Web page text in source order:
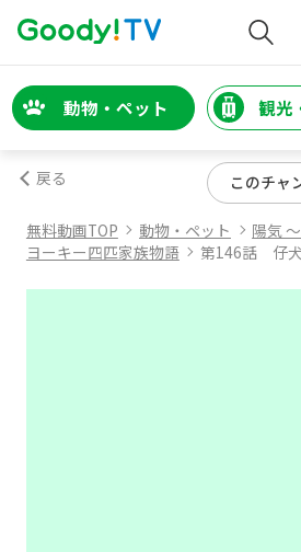
動物・ペット 観光
戻る このチャ
無料動画TOP 動物・ペット
陽気
ヨーキー四匹家族物語
第146話 仔犬